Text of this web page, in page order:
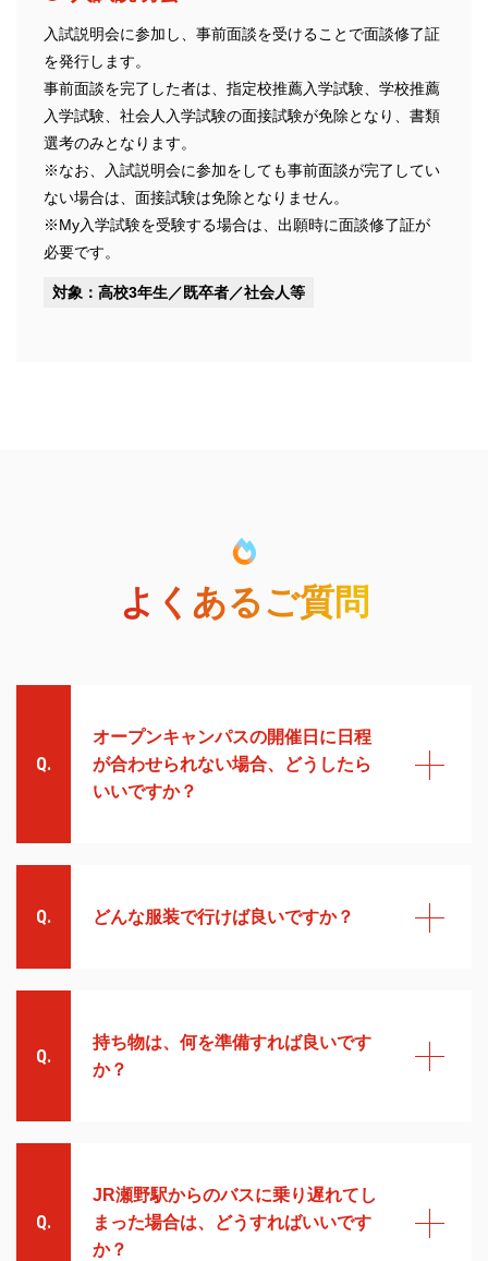
入試説明会に参加し、事前面談を受けることで面談修了証
を発行します。
事前面談を完了した者は、指定校推薦入学試験、学校推薦
入学試験、社会人入学試験の面接試験が免除となり、書類
選考のみとなります。
※なお、入試説明会に参加をしても事前面談が完了してい
ない場合は、面接試験は免除となりません。
※My入学試験を受験する場合は、出願時に面談修了証が
必要です。
対象：高校3年生／既卒者／社会人等
よくあるご質問
オープンキャンパスの開催日に日程
が合わせられない場合、どうしたら
いいですか？
せフォームよりお問い合わせい
ただき、ご都合の良い日時をご
どんな服装で行けば良いですか？
下さい。
持ち物は、何を準備すれば良いです
か？
JR瀬野駅からのバスに乗り遅れてし
まった場合は、どうすればいいです
か？